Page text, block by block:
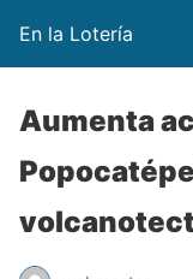
En la Lotería
Aumenta